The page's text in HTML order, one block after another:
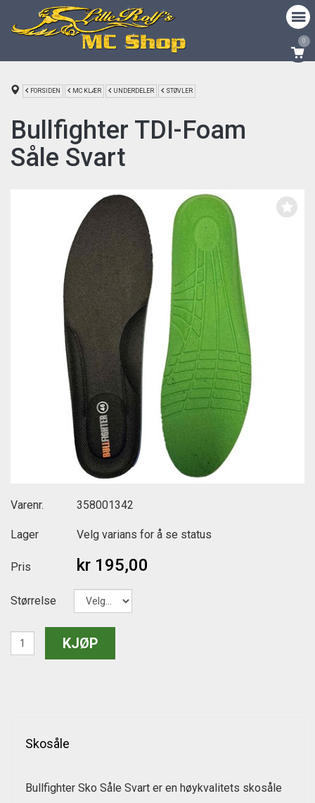
0
FORSIDEN MC KLÆR UNDERDELER STØVLER
Bullfighter TDI-Foam
Såle Svart
Varenr. 358001342
Lager Velg varians for å se status
Pris kr 195,00
Størrelse
Skosåle
Bullfighter Sko Såle Svart er en høykvalitets skosåle